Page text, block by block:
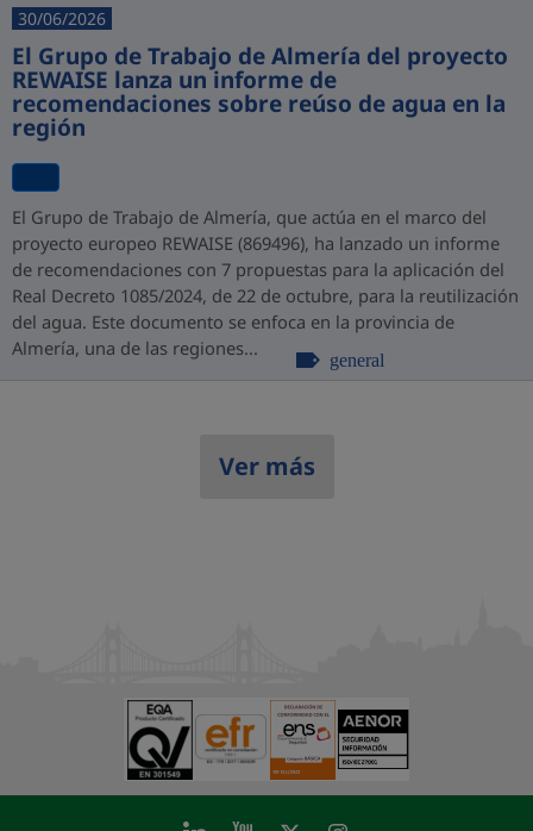
30/06/2026
El Grupo de Trabajo de Almería del proyecto
REWAISE lanza un informe de
recomendaciones sobre reúso de agua en la
región
El Grupo de Trabajo de Almería, que actúa en el marco del
proyecto europeo REWAISE (869496), ha lanzado un informe
de recomendaciones con 7 propuestas para la aplicación del
Real Decreto 1085/2024, de 22 de octubre, para la reutilización
del agua. Este documento se enfoca en la provincia de
Almería, una de las regiones...
general
Ver más